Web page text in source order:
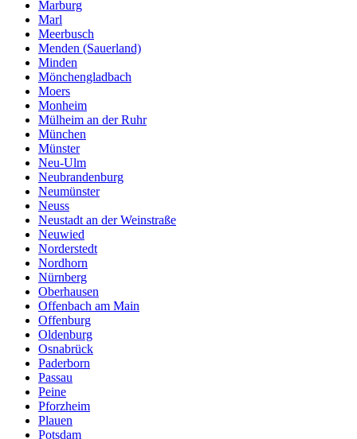
Marburg
Marl
Meerbusch
Menden (Sauerland)
Minden
Mönchengladbach
Moers
Monheim
Mülheim an der Ruhr
München
Münster
Neu-Ulm
Neubrandenburg
Neumünster
Neuss
Neustadt an der Weinstraße
Neuwied
Norderstedt
Nordhorn
Nürnberg
Oberhausen
Offenbach am Main
Offenburg
Oldenburg
Osnabrück
Paderborn
Passau
Peine
Pforzheim
Plauen
Potsdam